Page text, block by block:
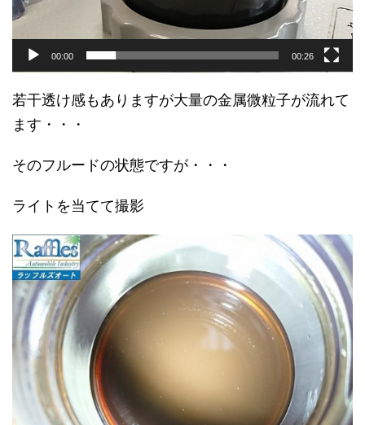
00:00 00:26
若干透け感もありますが大量の金属微粒子が流れて
ます・・・
そのフルードの状態ですが・・・
ライトを当てて撮影